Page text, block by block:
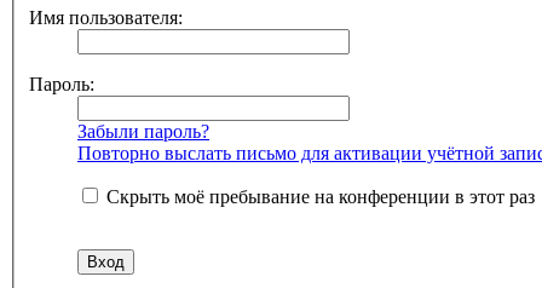
Имя пользователя:
Пароль:
Забыли пароль?
Повторно выслать письмо для активации учётной
Скрыть моё пребывание на конференции в этот раз